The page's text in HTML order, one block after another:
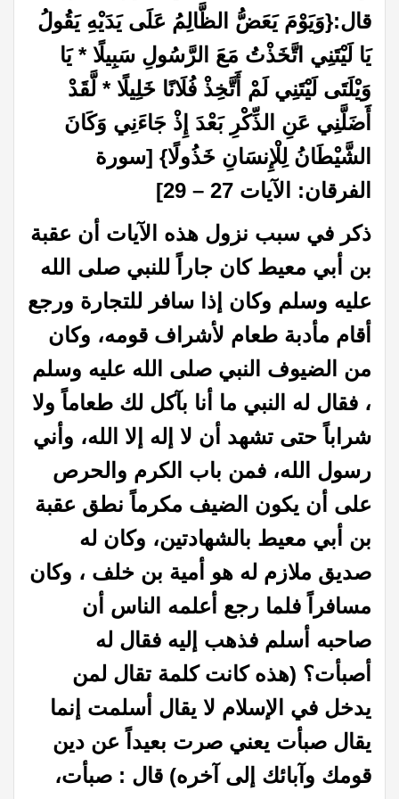
قال:{وَيَوْمَ يَعَضُّ الظَّالِمُ عَلَى يَدَيْهِ يَقُولُ
يَا لَيْتَنِي اتَّخَذْتُ مَعَ الرَّسُولِ سَبِيلًا * يَا
وَيْلَتَى لَيْتَنِي لَمْ أَتَّخِذْ فُلَانًا خَلِيلًا * لَّقَدْ
أَضَلَّنِي عَنِ الذِّكْرِ بَعْدَ إِذْ جَاءَنِي وَكَانَ
الشَّيْطَانُ لِلْإِنسَانِ خَذُولًا} [سورة
الفرقان: الآيات 27 – 29]
ذكر في سبب نزول هذه الآيات أن عقبة
بن أبي معيط كان جاراً للنبي صلى الله
عليه وسلم وكان إذا سافر للتجارة ورجع
أقام مأدبة طعام لأشراف قومه، وكان
من الضيوف النبي صلى الله عليه وسلم
، فقال له النبي ما أنا بآكل لك طعاماً ولا
شراباً حتى تشهد أن لا إله إلا الله، وأني
رسول الله، فمن باب الكرم والحرص
على أن يكون الضيف مكرماً نطق عقبة
بن أبي معيط بالشهادتين، وكان له
صديق ملازم له هو أمية بن خلف ، وكان
مسافراً فلما رجع أعلمه الناس أن
صاحبه أسلم فذهب إليه فقال له
أصبأت؟ (هذه كانت كلمة تقال لمن
يدخل في الإسلام لا يقال أسلمت إنما
يقال صبأت يعني صرت بعيداً عن دين
قومك وآبائك إلى آخره) قال : صبأت،